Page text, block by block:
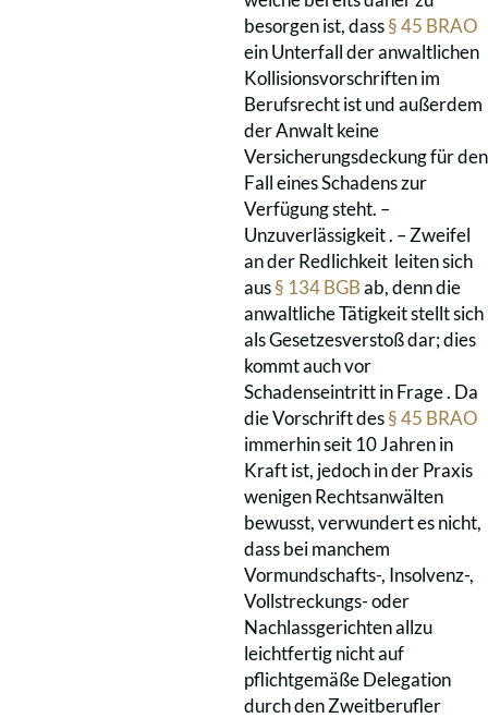
besorgen ist, dass§ 45 BRAO
ein Unterfall der anwaltlichen
Kollisionsvorschriften im
Berufsrecht ist und außerdem
der Anwalt keine
Versicherungsdeckung für den
Fall eines Schadens zur
Verfügung steht. –
Unzuverlässigkeit . – Zweifel
an der Redlichkeit leiten sich
aus§ 134 BGBab, denn die
anwaltliche Tätigkeit stellt sich
als Gesetzesverstoß dar; dies
kommt auch vor
Schadenseintritt in Frage . Da
die Vorschrift des§ 45 BRAO
immerhin seit 10 Jahren in
Kraft ist, jedoch in der Praxis
wenigen Rechtsanwälten
bewusst, verwundert es nicht,
dass bei manchem
Vormundschafts-, Insolvenz-,
Vollstreckungs- oder
Nachlassgerichten allzu
leichtfertig nicht auf
pflichtgemäße Delegation
durch den Zweitberufler